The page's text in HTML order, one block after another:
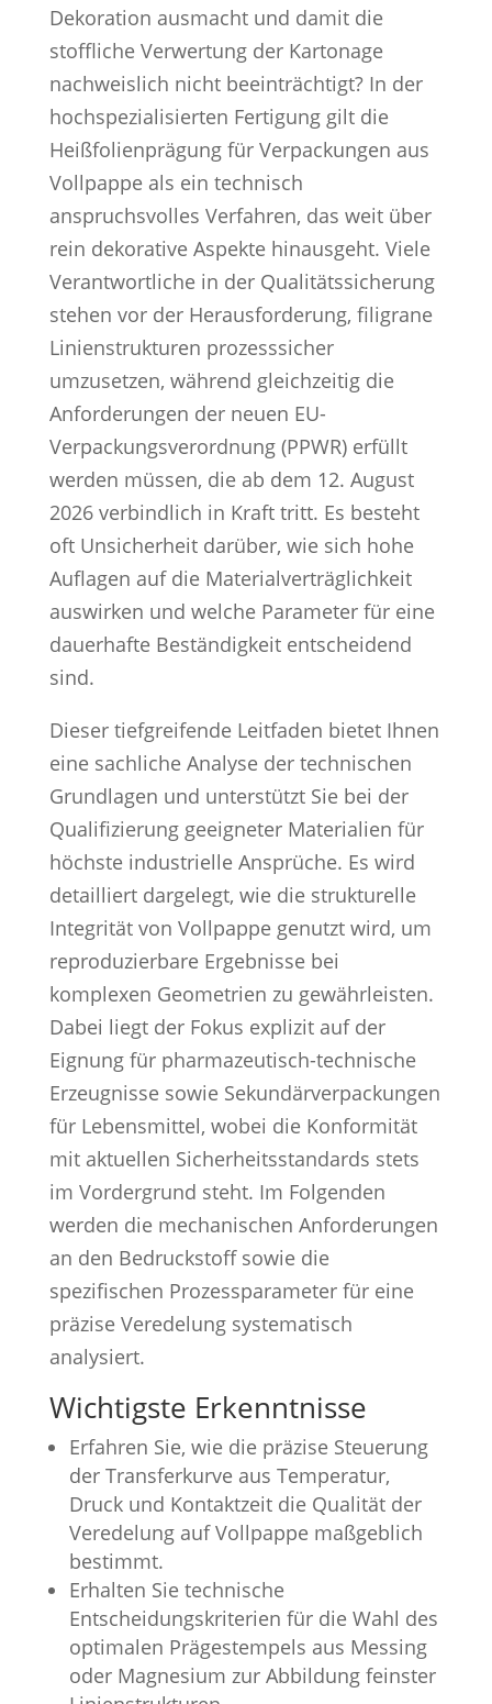
Dekoration ausmacht und damit die
stoffliche Verwertung der Kartonage
nachweislich nicht beeinträchtigt? In der
hochspezialisierten Fertigung gilt die
Heißfolienprägung für Verpackungen aus
Vollpappe als ein technisch
anspruchsvolles Verfahren, das weit über
rein dekorative Aspekte hinausgeht. Viele
Verantwortliche in der Qualitätssicherung
stehen vor der Herausforderung, filigrane
Linienstrukturen prozesssicher
umzusetzen, während gleichzeitig die
Anforderungen der neuen EU-
Verpackungsverordnung (PPWR) erfüllt
werden müssen, die ab dem 12. August
2026 verbindlich in Kraft tritt. Es besteht
oft Unsicherheit darüber, wie sich hohe
Auflagen auf die Materialverträglichkeit
auswirken und welche Parameter für eine
dauerhafte Beständigkeit entscheidend
sind.
Dieser tiefgreifende Leitfaden bietet Ihnen
eine sachliche Analyse der technischen
Grundlagen und unterstützt Sie bei der
Qualifizierung geeigneter Materialien für
höchste industrielle Ansprüche. Es wird
detailliert dargelegt, wie die strukturelle
Integrität von Vollpappe genutzt wird, um
reproduzierbare Ergebnisse bei
komplexen Geometrien zu gewährleisten.
Dabei liegt der Fokus explizit auf der
Eignung für pharmazeutisch-technische
Erzeugnisse sowie Sekundärverpackungen
für Lebensmittel, wobei die Konformität
mit aktuellen Sicherheitsstandards stets
im Vordergrund steht. Im Folgenden
werden die mechanischen Anforderungen
an den Bedruckstoff sowie die
spezifischen Prozessparameter für eine
präzise Veredelung systematisch
analysiert.
Wichtigste Erkenntnisse
Erfahren Sie, wie die präzise Steuerung
der Transferkurve aus Temperatur,
Druck und Kontaktzeit die Qualität der
Veredelung auf Vollpappe maßgeblich
bestimmt.
Erhalten Sie technische
Entscheidungskriterien für die Wahl des
optimalen Prägestempels aus Messing
oder Magnesium zur Abbildung feinster